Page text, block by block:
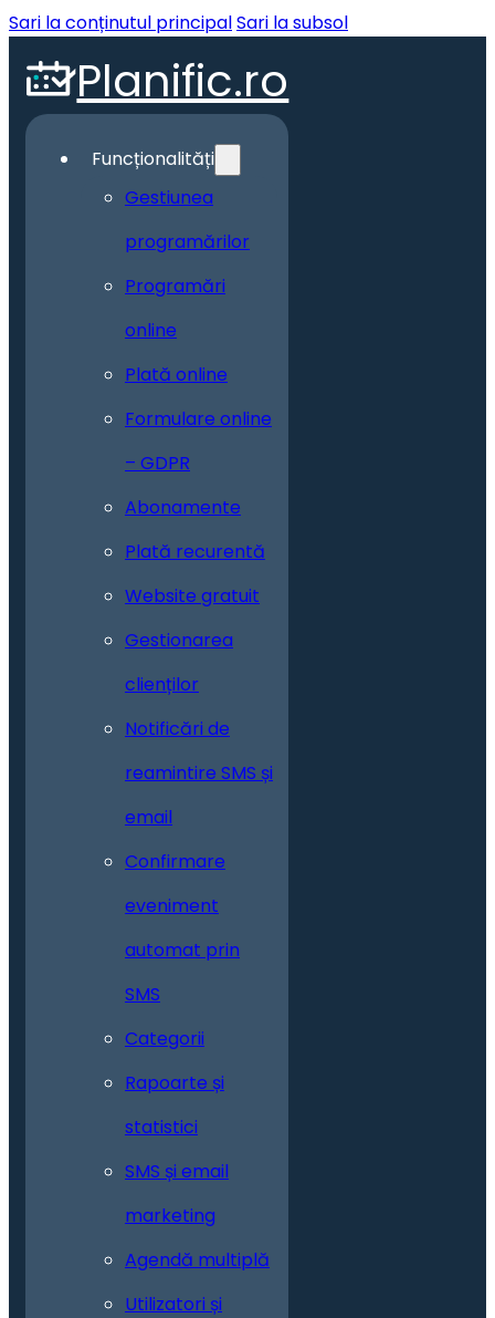
Sari la conținutul principalSari la subsol
Planific.ro
Funcționalități
Gestiunea
programărilor
Programări
online
Plată online
Formulare online
– GDPR
Abonamente
Plată recurentă
Website gratuit
Gestionarea
clienților
Notificări de
reamintire SMS și
email
Confirmare
eveniment
automat prin
SMS
Categorii
Rapoarte și
statistici
SMS și email
marketing
Agendă multiplă
Utilizatori și